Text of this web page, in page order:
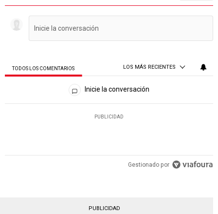
TODOS LOS COMENTARIOS LOS MÁS RECIENTES
Todos los comentarios
Inicie la conversación
PUBLICIDAD
Gestionado por
PUBLICIDAD